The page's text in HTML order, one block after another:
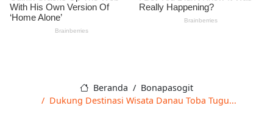
Beranda
Bonapasogit
Dukung Destinasi Wisata Danau Toba Tugu...